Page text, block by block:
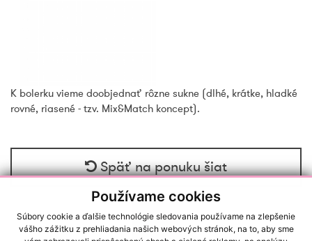
Používame cookies
Súbory cookie a ďalšie technológie sledovania používame na zlepšenie
vášho zážitku z prehliadania našich webových stránok, na to, aby sme
K bolerku vieme doobjednať rôzne sukne (dlhé, krátke, hladké
rovné, riasené - tzv. Mix&Match koncept).
Späť na ponuku šiat